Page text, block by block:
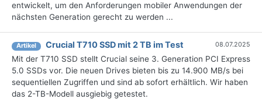
entwickelt, um den Anforderungen mobiler Anwendungen der
nächsten Generation gerecht zu werden ...
Artikel Crucial T710 SSD mit 2 TB im Test 08.07.2025
Mit der T710 SSD stellt Crucial seine 3. Generation PCI Express
5.0 SSDs vor. Die neuen Drives bieten bis zu 14.900 MB/s bei
sequentiellen Zugriffen und sind ab sofort erhältlich. Wir haben
das 2-TB-Modell ausgiebig getestet.